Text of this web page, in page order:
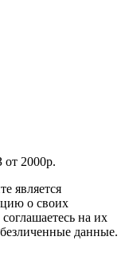
2000р.
является
о своих
на их
данные.